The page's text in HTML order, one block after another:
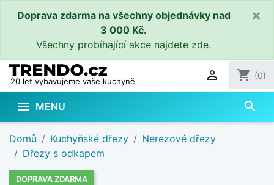
Doprava zdarma na všechny objednávky nad
3 000 Kč.
Všechny probíhající akce najdete zde.
×
20 let vybavujeme vaše kuchyně  shopping_cart (0)
 MENU search
Domů Kuchyňské dřezy
Nerezové dřezy
Dřezy s odkapem
DOPRAVA ZDARMA